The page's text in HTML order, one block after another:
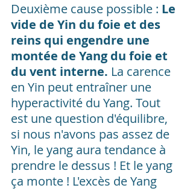
Deuxième cause possible : Le
vide de Yin du foie et des
reins qui engendre une
montée de Yang du foie et
du vent interne. La carence
en Yin peut entraîner une
hyperactivité du Yang. Tout
est une question d'équilibre,
si nous n'avons pas assez de
Yin, le yang aura tendance à
prendre le dessus ! Et le yang
ça monte ! L'excès de Yang